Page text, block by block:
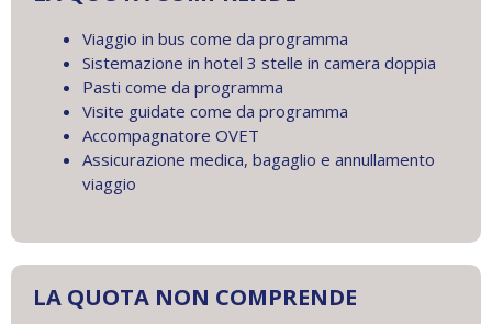
Viaggio in bus come da programma
Sistemazione in hotel 3 stelle in camera doppia
Pasti come da programma
Visite guidate come da programma
Accompagnatore OVET
Assicurazione medica, bagaglio e annullamento
viaggio
LA QUOTA NON COMPRENDE